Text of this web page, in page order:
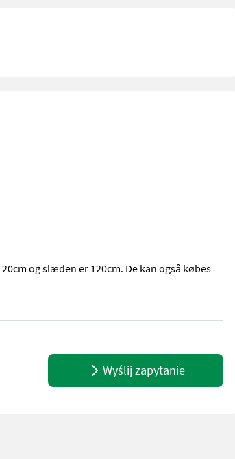
og slæden er 120cm. De kan også købes
gafler og EURO beslag på. Gaffellængde
Wyślij zapytanie